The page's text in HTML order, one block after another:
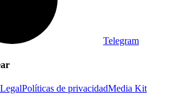
Telegram
Políticas de privacidadMedia Kit